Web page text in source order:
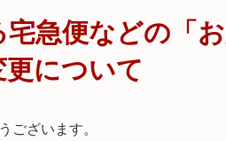
宅急便などの「
について
ございます。